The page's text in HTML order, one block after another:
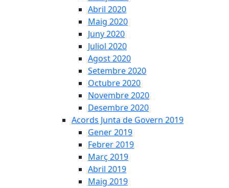
Abril 2020
Maig 2020
Juny 2020
Juliol 2020
Agost 2020
Setembre 2020
Octubre 2020
Novembre 2020
Desembre 2020
Acords Junta de Govern 2019
Gener 2019
Febrer 2019
Març 2019
Abril 2019
Maig 2019